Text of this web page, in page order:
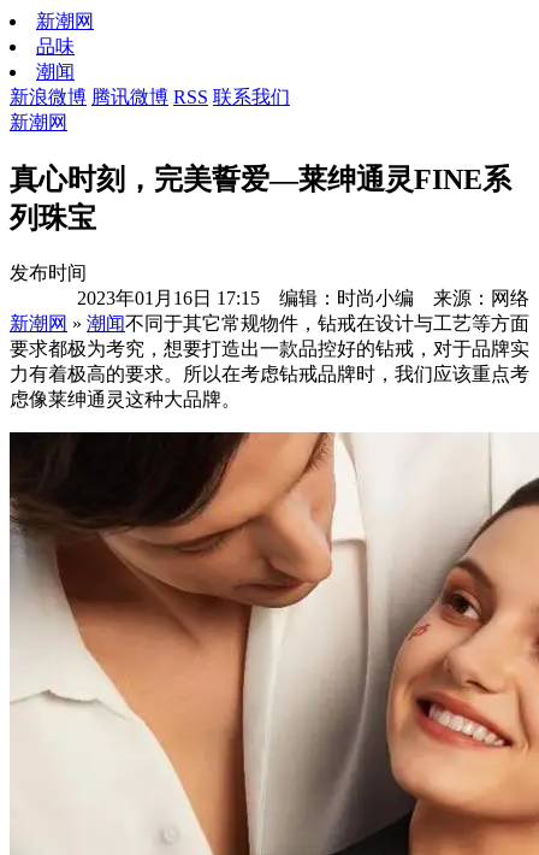
新潮网
品味
潮闻
新浪微博 腾讯微博 RSS 联系我们
新潮网
真心时刻，完美誓爱—莱绅通灵FINE系
列珠宝
发布时间
2023年01月16日 17:15 编辑：时尚小编 来源：网络
新潮网 » 潮闻不同于其它常规物件，钻戒在设计与工艺等方面
要求都极为考究，想要打造出一款品控好的钻戒，对于品牌实
力有着极高的要求。所以在考虑钻戒品牌时，我们应该重点考
虑像莱绅通灵这种大品牌。